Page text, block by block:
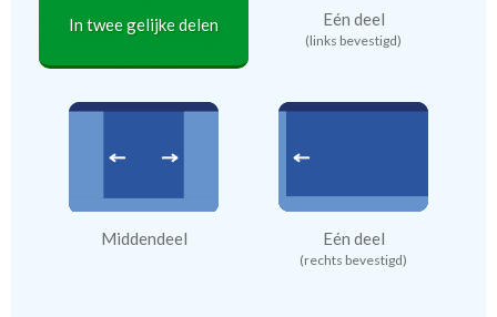
In twee gelijke delen Eén deel
(links bevestigd)
Middendeel Eén deel
(rechts bevestigd)